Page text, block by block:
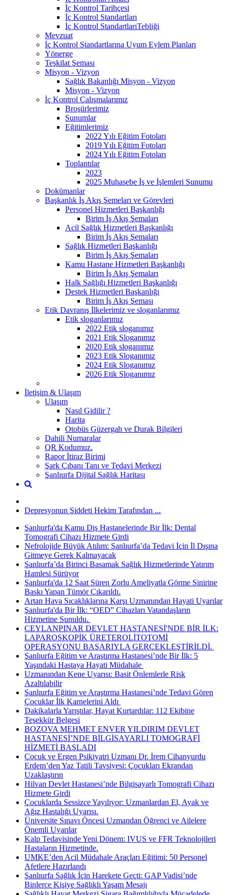
İç Kontrol Tarihçesi
İç Kontrol Standartları
İç Kontrol StandartlarıTebliği
Mevzuat
İç Kontrol Standartlarına Uyum Eylem Planları
Yönerge
Teşkilat Şeması
Misyon - Vizyon
Sağlık Bakanlığı Misyon - Vizyon
Misyon - Vizyon
İç Kontrol Çalışmalarımız
Broşürlerimiz
Sunumlar
Eğitimlerimiz
2022 Yılı Eğitim Fotoları
2019 Yılı Eğitim Fotoları
2024 Yılı Eğitim Fotoları
Toplantılar
2023
2025 Muhasebe İş ve İşlemleri Sunumu
Dokümanlar
Başkanlık İş Akış Şemeları ve Görevleri
Personel Hizmetleri Başkanlığı
Birim İş Akış Şemaları
Acil Sağlık Hizmetleri Başkanlığı
Birim İş Akış Şemaları
Sağlık Hizmetleri Başkanlığı
Birim İş Akış Şemaları
Kamu Hastane Hizmetleri Başkanlığı
Birim İş Akış Şemaları
Halk Sağlığı Hizmetleri Başkanlığı
Destek Hizmetleri Başkanlığı
Birim İş Akış Şeması
Etik Davranış İlkelerimiz ve sloganlarımız
Etik sloganlarımız
2022 Etik sloganımız
2021 Etik Sloganımız
2020 Etik sloganımız
2023 Etik Sloganımız
2024 Etik Sloganımız
2026 Etik Sloganımız
İletişim & Ulaşım
Ulaşım
Nasıl Gidilir ?
Harita
Otobüs Güzergah ve Durak Bilgileri
Dahili Numaralar
QR Kodumuz.
Rapor İtiraz Birimi
Şark Çıbanı Tanı ve Tedavi Merkezi
Şanlıurfa Dijital Sağlık Haritası
Depresyonun Şiddeti Hekim Tarafından ...
Şanlıurfa'da Kamu Diş Hastanelerinde Bir İlk: Dental
Tomografi Cihazı Hizmete Girdi
Nefrolojide Büyük Atılım: Şanlıurfa’da Tedavi İçin İl Dışına
Gitmeye Gerek Kalmayacak
Şanlıurfa’da Birinci Basamak Sağlık Hizmetlerinde Yatırım
Hamlesi Sürüyor
Şanlıurfa'da 12 Saat Süren Zorlu Ameliyatla Görme Sinirine
Baskı Yapan Tümör Çıkarıldı.
Artan Hava Sıcaklıklarına Karşı Uzmanından Hayati Uyarılar
Şanlıurfa'da Bir İlk: “OED” Cihazları Vatandaşların
Hizmetine Sunuldu. ​
CEYLANPINAR DEVLET HASTANESİ'NDE BİR İLK:
LAPAROSKOPİK ÜRETEROLİTOTOMİ
OPERASYONU BAŞARIYLA GERÇEKLEŞTİRİLDİ. ​
Şanlıurfa Eğitim ve Araştırma Hastanesi’nde Bir İlk: 5
Yaşındaki Hastaya Hayati Müdahale ​
Uzmanından Kene Uyarısı: Basit Önlemlerle Risk
Azaltılabilir
Şanlıurfa Eğitim ve Araştırma Hastanesi’nde Tedavi Gören
Çocuklar İlk Karnelerini Aldı ​
Dakikalarla Yarıştılar, Hayat Kurtardılar: 112 Ekibine
Teşekkür Belgesi
BOZOVA MEHMET ENVER YILDIRIM DEVLET
HASTANESİ’NDE BİLGİSAYARLI TOMOGRAFİ
HİZMETİ BAŞLADI
Çocuk ve Ergen Psikiyatri Uzmanı Dr. İrem Cihanyurdu
Erdem’den Yaz Tatili Tavsiyesi: Çocukları Ekrandan
Uzaklaştırın
Hilvan Devlet Hastanesi’nde Bilgisayarlı Tomografi Cihazı
Hizmete Girdi
Çocuklarda Sessizce Yayılıyor: Uzmanlardan El, Ayak ve
Ağız Hastalığı Uyarısı.
Üniversite Sınavı Öncesi Uzmandan Öğrenci ve Ailelere
Önemli Uyarılar
Kalp Tedavisinde Yeni Dönem: IVUS ve FFR Teknolojileri
Hastaların Hizmetinde.
UMKE’den Acil Müdahale Araçları Eğitimi: 50 Personel
Afetlere Hazırlandı
Şanlıurfa Sağlık İçin Harekete Geçti: GAP Vadisi’nde
Binlerce Kişiye Sağlıklı Yaşam Mesajı